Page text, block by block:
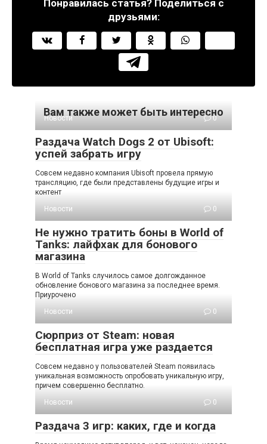
Понравилась статья? Поделиться с
друзьями:
Вам также может быть интересно
Новости 0
Раздача Watch Dogs 2 от Ubisoft:
успей забрать игру
Совсем недавно компания Ubisoft провела прямую
трансляцию, где были представлены будущие игры и
контент
Новости
0
Не нужно тратить боны в World of
Tanks: лайфхак для бонового
магазина
В World of Tanks случилось самое долгожданное
обновление бонового магазина за последнее время.
Приурочено
Новости
0
Сюрприз от Steam: новая
бесплатная игра уже раздается
Совсем недавно у пользователей Steam появилась
уникальная возможность опробовать уникальную игру,
причем совершенно бесплатно.
Новости
0
Раздача 3 игр: каких, где и когда